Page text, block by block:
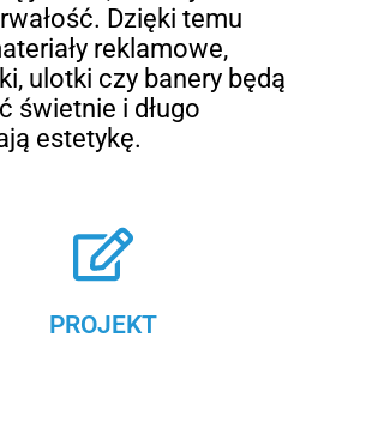
PROJEKT
Dzięki temu
reklamowe,
ulotki czy banery będą
świetnie i długo
estetykę.